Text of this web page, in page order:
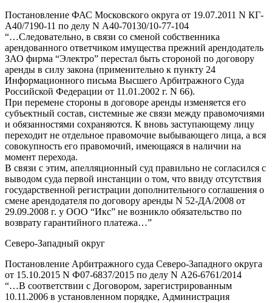
Постановление ФАС Московского округа от 19.07.2011 N КГ-
А40/7190-11 по делу N А40-70130/10-77-104
“…Следовательно, в связи со сменой собственника
арендованного ответчиком имущества прежний арендодатель
ЗАО фирма “Электро” перестал быть стороной по договору
аренды в силу закона (применительно к пункту 24
Информационного письма Высшего Арбитражного Суда
Российской Федерации от 11.01.2002 г. N 66).
При перемене стороны в договоре аренды изменяется его
субъектный состав, системные же связи между правомочиями
и обязанностями сохраняются. К вновь заступающему лицу
переходит не отдельное правомочие выбывающего лица, а вся
совокупность его правомочий, имеющаяся в наличии на
момент перехода.
В связи с этим, апелляционный суд правильно не согласился с
выводом суда первой инстанции о том, что ввиду отсутствия
государственной регистрации дополнительного соглашения о
смене арендодателя по договору аренды N 52-ДА/2008 от
29.09.2008 г. у ООО “Икс” не возникло обязательство по
возврату гарантийного платежа…”
Северо-Западный округ
Постановление Арбитражного суда Северо-Западного округа
от 15.10.2015 N Ф07-6837/2015 по делу N А26-6761/2014
“…В соответствии с Договором, зарегистрированным
10.11.2006 в установленном порядке, Администрация